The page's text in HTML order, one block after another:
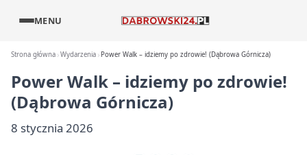
MENU
Strona główna Wydarzenia Power Walk – idziemy po zdrowie! (Dąbrowa Górnicza)
Power Walk – idziemy po zdrowie!
(Dąbrowa Górnicza)
8 stycznia 2026